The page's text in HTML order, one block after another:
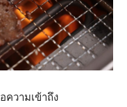
วามเข้าถึง